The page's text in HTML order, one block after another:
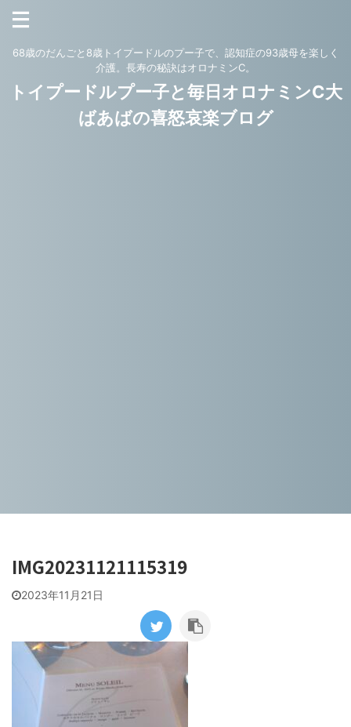
68歳のだんごと8歳トイプードルのプー子で、認知症の93歳母を楽しく
介護。長寿の秘訣はオロナミンC。
トイプードルプー子と毎日オロナミンC大
ばあばの喜怒哀楽ブログ
IMG20231121115319
2023年11月21日